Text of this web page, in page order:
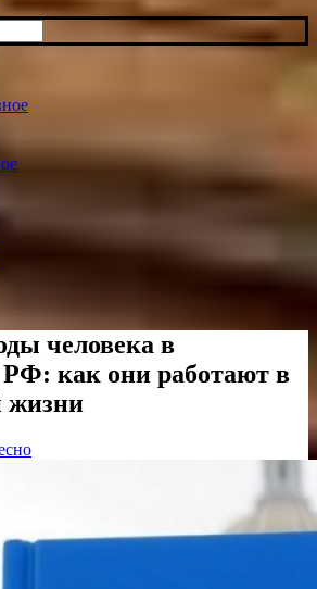
человека в
как они работают в
жизни